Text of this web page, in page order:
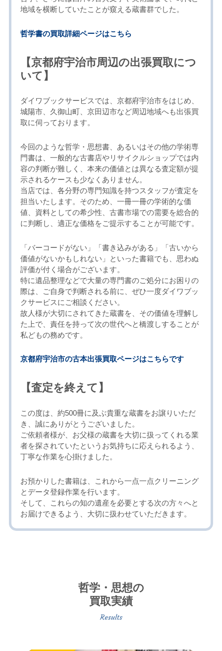
地域を横断していたことが窺える蔵書群でした。
哲学書の買取詳細ページはこちら
【京都府宇治市周辺の出張買取につ
いて】
ダイワブックサービスでは、京都府宇治市をはじめ、
城陽市、久御山町、京田辺市など周辺地域へも出張買
取に伺っております。
今回のような哲学・思想書、あるいはその他の学術専
門書は、一般的な古書店やリサイクルショップでは内
容の判断が難しく、本来の価値とは異なる査定額が提
示されるケースも少なくありません。
当店では、各分野の専門知識を持つスタッフが査定を
担当いたします。そのため、一冊一冊の学術的な価
値、資料としての希少性、古書市場での需要を総合的
に判断し、適正な価格をご提示することが可能です。
「バーコードがない」「書き込みがある」「古いから
価値がないかもしれない」といった書籍でも、思わぬ
評価が付く場合がございます。
特に遺品整理などで大量の専門書のご処分にお困りの
際は、ご自身で判断される前に、ぜひ一度ダイワブッ
クサービスにご相談ください。
故人様が大切にされてきた蔵書を、その価値を理解し
た上で、責任を持って次の世代へと橋渡しすることが
私どもの務めです。
京都府宇治市の古本出張買取ページはこちらです
【査定を終えて】
この度は、約500冊に及ぶ貴重な蔵書をお譲りいただ
き、誠にありがとうございました。
ご依頼者様が、お父様の蔵書を大切に扱ってくれる業
者を探されていたというお気持ちに応えられるよう、
丁寧な作業を心掛けました。
お預かりした書籍は、これから一点一点クリーニング
とデータ登録作業を行います。
そして、これらの知の遺産を必要とする次の方々へと
お届けできるよう、大切に扱わせていただきます。
哲学・思想の
買取実績